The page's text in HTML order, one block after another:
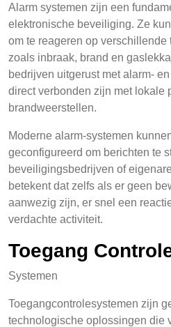
Alarm systemen zijn een
elektronische beveiliging. Ze
om te reageren op
zoals inbraak, brand en
bedrijven uitgerust met alarm-
direct verbonden zijn met lokale
brandweerstellen.
Moderne alarm-systemen
geconfigureerd om berichten te
beveiligingsbedrijven of
betekent dat zelfs als er geen
aanwezig zijn, er snel een
verdachte activiteit.
Toegang
Systemen
Toegangcontrolesystemen zijn
technologische oplossingen die